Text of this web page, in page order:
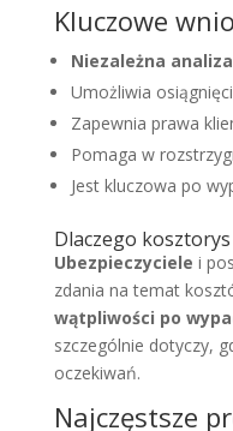
Kluczowe
Niezależna analiza
Umożliwia
Zapewnia prawa
Pomaga w
Jest kluczowa po
Dlaczego
Ubezpieczyciele i
zdania na temat
wątpliwości po
szczególnie dotyczy,
oczekiwań.
Najczęstsze